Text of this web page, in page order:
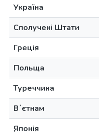
Україна
Сполучені Штати
Греція
Польща
Туреччина
Вʼєтнам
Японія